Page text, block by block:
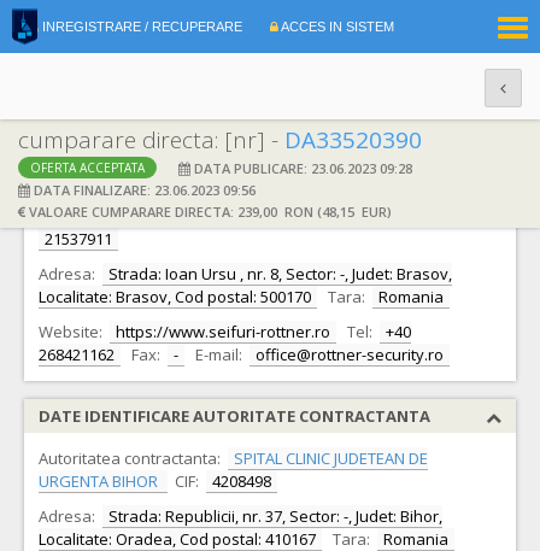
INREGISTRARE / RECUPERARE ACCES IN SISTEM
cumparare directa: [nr] - DA33520390
OFERTA ACCEPTATA
DATA PUBLICARE: 23.06.2023 09:28
DATA FINALIZARE: 23.06.2023 09:56
VALOARE CUMPARARE DIRECTA: 239,00 RON (48,15 EUR)
DATE IDENTIFICARE OFERTANT
Ofertant: S.C. Rottner Security Romania srl S.R.L.
21537911
Adresa:
Strada: Ioan Ursu , nr. 8, Sector: -, Judet: Brasov,
Localitate: Brasov, Cod postal: 500170
Tara:
Romania
Website:
https://www.seifuri-rottner.ro Tel:
+40
268421162
Fax: - E-mail: office@rottner-security.ro
DATE IDENTIFICARE AUTORITATE CONTRACTANTA
Autoritatea contractanta:
SPITAL CLINIC JUDETEAN DE
URGENTA BIHOR
CIF:
4208498
Adresa:
Strada: Republicii, nr. 37, Sector: -, Judet: Bihor,
Localitate: Oradea, Cod postal: 410167
Tara:
Romania